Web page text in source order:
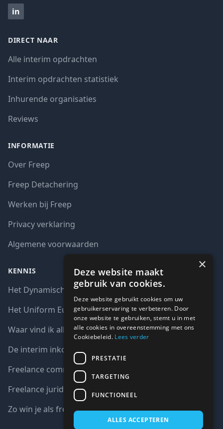
in
DIRECT NAAR
Alle interim opdrachten
Interim opdrachten statistiek
Inhurende organisaties
Reviews
INFORMATIE
Over Freep
Freep Detachering
Werken bij Freep
Privacy verklaring
Algemene voorwaarden
KENNIS
Het Dynamisch aankoopsysteem (DAS)
Het Uniform Europees Aanbestedingsdocument (UEA)
Waar vind ik alle interim opdrachten bij de overheid?
De interim inkoop markt in cijfers
Freelance communicatie vacatures
Freelance juridische vacatures
Zo win je als freelancer een aanbesteding
×
Deze website maakt
gebruik van cookies.
Deze website gebruikt cookies om uw
gebruikerservaring te verbeteren. Door
onze website te gebruiken, stemt u in met
alle cookies in overeenstemming met ons
Cookiebeleid. Lees verder
PRESTATIE
TARGETING
FUNCTIONEEL
ALLES ACCEPTEREN